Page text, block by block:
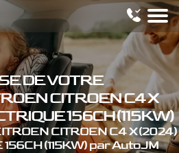
DE VOTRE
CITROEN C4 X
156CH (115KW)
CITROEN C4 X (2024)
(115KW) par AutoJM